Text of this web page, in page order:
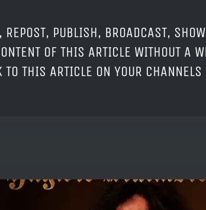
PUBLISH, BROADCAST,
OF THIS ARTICLE WITHOUT A
THIS ARTICLE ON YOUR